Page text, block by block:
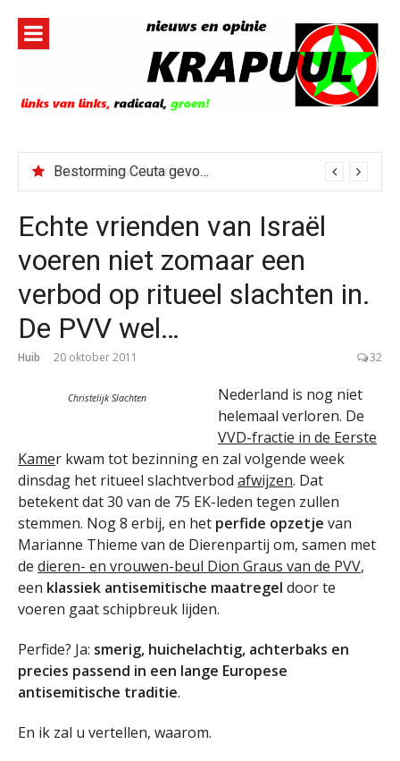
inhoud
Bestorming Ceuta gevolg van op sociale media verspreide hoax?
Echte vrienden van Israël
voeren niet zomaar een
verbod op ritueel slachten in.
De PVV wel…
Huib 20 oktober 2011 32
Christelijk Slachten
Nederland is nog niet
helemaal verloren. De
VVD-fractie in de Eerste
Kamer kwam tot bezinning en zal volgende week
dinsdag het ritueel slachtverbod afwijzen. Dat
betekent dat 30 van de 75 EK-leden tegen zullen
stemmen. Nog 8 erbij, en het perfide opzetje van
Marianne Thieme van de Dierenpartij om, samen met
de dieren- en vrouwen-beul Dion Graus van de PVV,
een klassiek antisemitische maatregel door te
voeren gaat schipbreuk lijden.
Perfide? Ja: smerig, huichelachtig, achterbaks en
precies passend in een lange Europese
antisemitische traditie.
En ik zal u vertellen, waarom.